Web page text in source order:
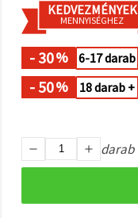
Beállításokban
megadhatja
preferenciáit
az adott
típusú sütik
kiválasztásával
"Mentés"
Fogadja
mindet
KEDVEZMÉNYEK
MENNYISÉGHEZ
- 30% 6-17 darab
- 50% 18 darab +
darab